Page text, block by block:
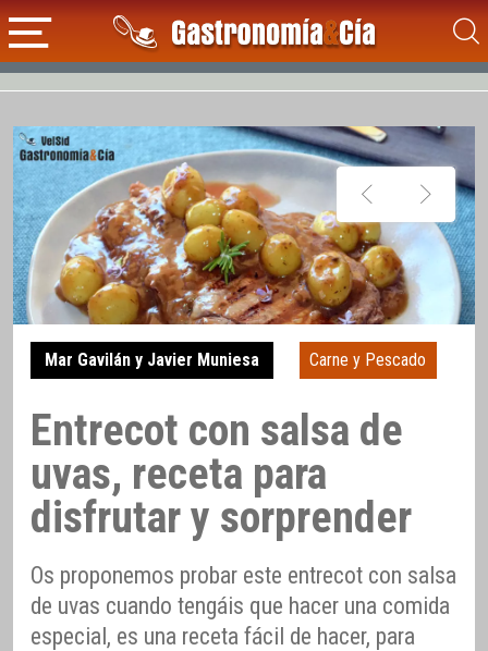
Mar Gavilán y Javier Muniesa Carne y Pescado
Entrecot con salsa de
uvas, receta para
disfrutar y sorprender
Os proponemos probar este entrecot con salsa
de uvas cuando tengáis que hacer una comida
especial, es una receta fácil de hacer, para